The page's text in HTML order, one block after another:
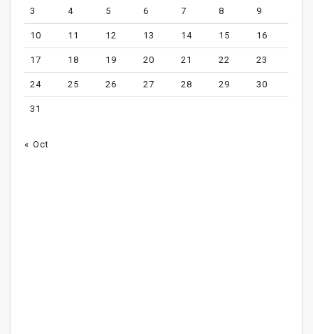
3 4 5 6 7 8 9
10 11 12 13 14 15 16
17 18 19 20 21 22 23
24 25 26 27 28 29 30
31
« Oct